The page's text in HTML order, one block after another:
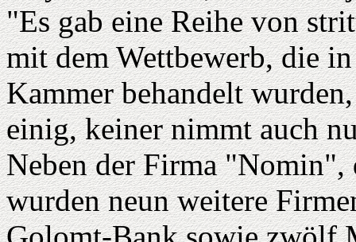
"Es gab eine Reihe von
mit dem Wettbewerb, die
Kammer behandelt
einig, keiner nimmt auch
Neben der Firma
wurden neun weitere